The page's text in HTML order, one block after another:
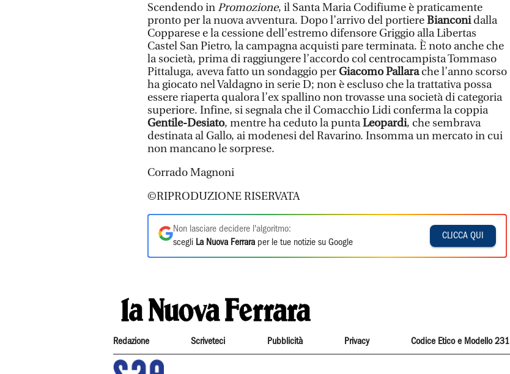
Scendendo inPromozione, il Santa Maria Codifiume è praticamente
pronto per la nuova avventura. Dopo l’arrivo del portiereBianconidalla
Copparese e la cessione dell’estremo difensore Griggio alla Libertas
Castel San Pietro, la campagna acquisti pare terminata. È noto anche che
la società, prima di raggiungere l’accordo col centrocampista Tommaso
Pittaluga, aveva fatto un sondaggio perGiacomo Pallarache l’anno scorso
ha giocato nel Valdagno in serie D; non è escluso che la trattativa possa
essere riaperta qualora l’ex spallino non trovasse una società di categoria
superiore. Infine, si segnala che il Comacchio Lidi conferma la coppia
Gentile-Desiato, mentre ha ceduto la puntaLeopardi, che sembrava
destinata al Gallo, ai modenesi del Ravarino. Insomma un mercato in cui
non mancano le sorprese.
Corrado Magnoni
©RIPRODUZIONE RISERVATA
Non lasciare decidere l'algoritmo:
scegli La Nuova Ferrara per le tue notizie su Google
CLICCA QUI
Redazione Scriveteci Pubblicità Privacy Codice Etico e Modello 231